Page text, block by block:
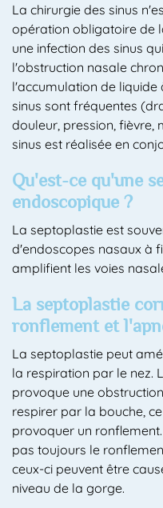
La chirurgie des sinus
opération obligatoire de
une infection des sinus
l'obstruction nasale
l'accumulation de liquide
sinus sont fréquentes
douleur, pression, fièvre,
sinus est réalisée en
Qu'est-ce qu'une
endoscopique ?
La septoplastie est
d'endoscopes nasaux à
amplifient les voies
La septoplastie
ronflement et
La septoplastie peut
la respiration par le nez.
provoque une
respirer par la bouche,
provoquer un
pas toujours le
ceux-ci peuvent être
niveau de la gorge.